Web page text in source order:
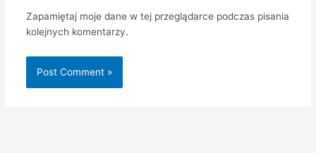
Zapamiętaj moje dane w tej przeglądarce podczas pisania
kolejnych komentarzy.